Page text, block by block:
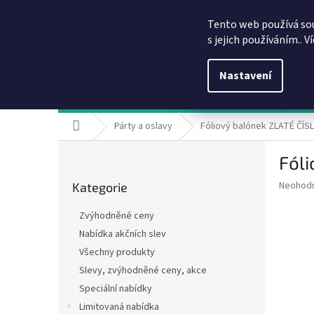
Tento web používá
s jejich používáním..
Nastavení
Domů Párty a oslavy Fóliový balónek ZLATÉ
kategorie
Kategorie
Zvýhodněné ceny
Nabídka akčních slev
Všechny produkty
Slevy, zvýhodněné ceny, akce
Speciální nabídky
Limitovaná nabídka